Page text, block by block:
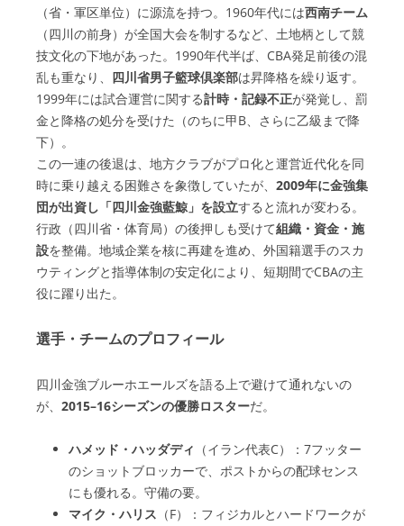
（省・軍区単位）に源流を持つ。1960年代には西南チーム
（四川の前身）が全国大会を制するなど、土地柄として競
技文化の下地があった。1990年代半ば、CBA発足前後の混
乱も重なり、 四川省男子籃球倶楽部は昇降格を繰り返す。
1999年には試合運営に関する計時・記録不正が発覚し、罰
金と降格の処分を受けた（のちに甲B、さらに乙級まで降
下）。
この一連の後退は、地方クラブがプロ化と運営近代化を同
時に乗り越える困難さを象徴していたが、 2009年に金強集
団が出資し「四川金強藍鯨」を設立すると流れが変わる。
行政（四川省・体育局）の後押しも受けて組織・資金・施
設を整備。地域企業を核に再建を進め、外国籍選手のスカ
ウティングと指導体制の安定化により、短期間でCBAの主
役に躍り出た。
選手・チームのプロフィール
四川金強ブルーホエールズを語る上で避けて通れないの
が、 2015–16シーズンの優勝ロスターだ。
ハメッド・ハッダディ （イラン代表C）：7フッター
のショットブロッカーで、ポストからの配球センス
にも優れる。守備の要。
マイク・ハリス （F）：フィジカルとハードワークが